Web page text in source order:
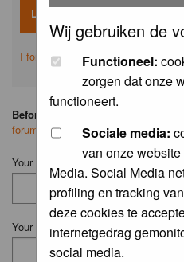
Wij gebruiken de
Functioneel:
zorgen dat onze
functioneert.
Sociale media:
van onze
Media. Social Media
profiling en tracking
deze cookies te
internetgedrag
social media.
I forgot my password
Before you ask your question:
forum
first.
Your Name (Fill in your username if
Your Email: